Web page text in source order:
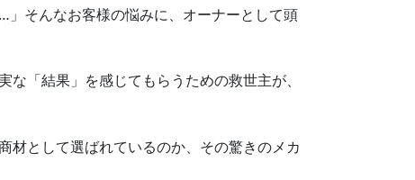
」そんなお客様の悩みに、オーナーとして頭
「結果」を感じてもらうための救世主が、
材として選ばれているのか、その驚きのメカ